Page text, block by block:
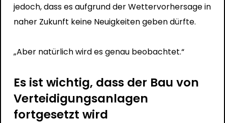
jedoch, dass es aufgrund der Wettervorhersage in
naher Zukunft keine Neuigkeiten geben dürfte.
„Aber natürlich wird es genau beobachtet.“
Es ist wichtig, dass der Bau von
Verteidigungsanlagen
fortgesetzt wird